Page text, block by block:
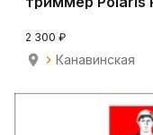
2 300 ₽
Канавинская